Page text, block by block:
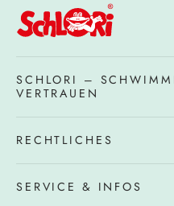
SCHLORI –
VERTRAUEN
RECHTLICHES
SERVICE & INFOS